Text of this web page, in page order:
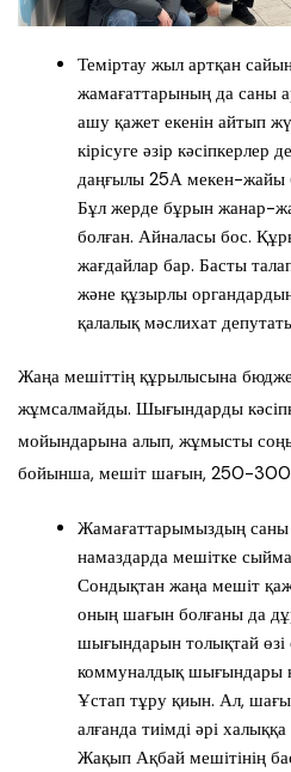
Теміртау жыл артқан
жамағаттарының да саны
ашу қажет екенін айтып
кірісуге әзір кәсіпкерлер
даңғылы 25А мекен-жайы
Бұл жерде бұрын жанар-
болған. Айналасы бос.
жағдайлар бар. Басты
және құзырлы
қалалық мәслихат
Жаңа мешіттің құрылысына
жұмсалмайды. Шығындарды
мойындарына алып, жұмысты
бойынша, мешіт шағын, 250-300
Жамағаттарымыздың
намаздарда мешітке
Сондықтан жаңа мешіт
оның шағын болғаны да
шығындарын толықтай өзі
коммуналдық шығындары
Ұстап тұру қиын. Ал,
алғанда тиімді әрі
Жақып Ақбай мешітінің